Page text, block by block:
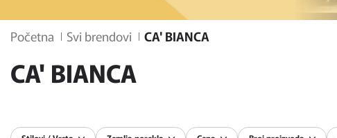
Početna Svi brendovi CA' BIANCA
CA' BIANCA